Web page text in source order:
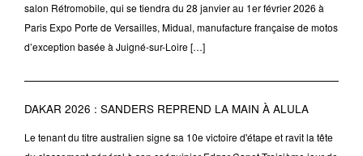
salon Rétromobile, qui se tiendra du 28 janvier au 1er février 2026 à
Paris Expo Porte de Versailles, Midual, manufacture française de motos
d’exception basée à Juigné-sur-Loire […]
DAKAR 2026 : SANDERS REPREND LA MAIN À ALULA
Le tenant du titre australien signe sa 10e victoire d'étape et ravit la tête